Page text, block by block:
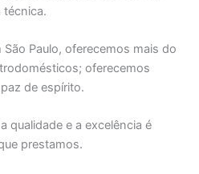
técnica.
Paulo, oferecemos mais do
oferecemos
de espírito.
qualidade e a excelência é
prestamos.